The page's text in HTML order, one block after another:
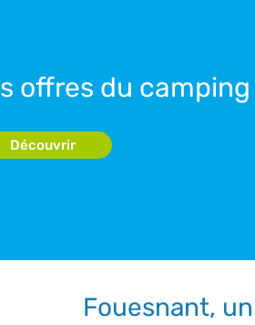
offres du camping
Découvrir
Fouesnant,